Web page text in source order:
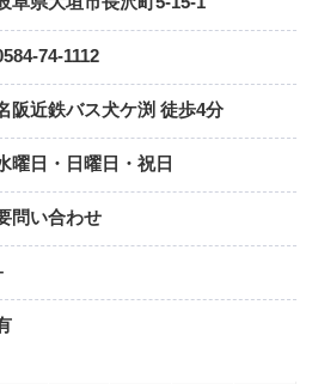
74-1112
阪近鉄バス犬ケ渕 徒歩4分
曜日・日曜日・祝日
問い合わせ